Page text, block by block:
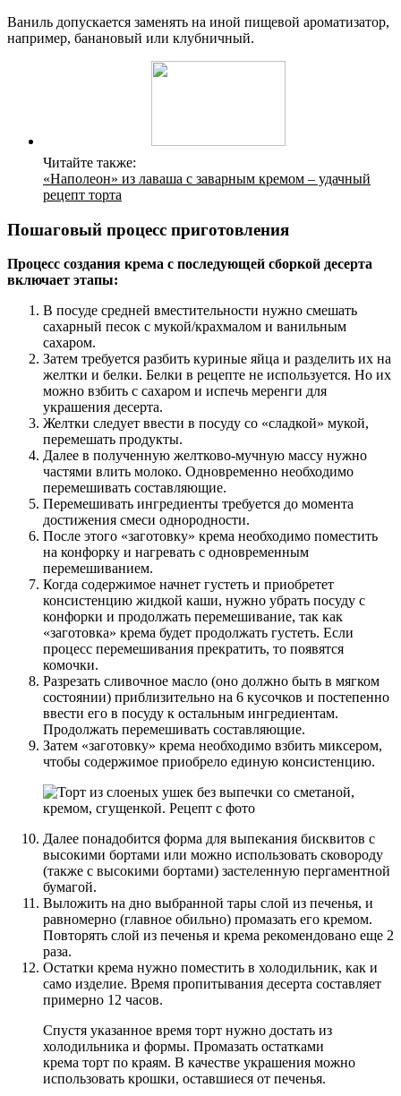
Ваниль допускается заменять на иной пищевой ароматизатор,
например, банановый или клубничный.
Читайте также:
«Наполеон» из лаваша с заварным кремом – удачный
рецепт торта
Пошаговый процесс приготовления
Процесс создания крема с последующей сборкой десерта
включает этапы:
В посуде средней вместительности нужно смешать
сахарный песок с мукой/крахмалом и ванильным
сахаром.
Затем требуется разбить куриные яйца и разделить их на
желтки и белки. Белки в рецепте не используется. Но их
можно взбить с сахаром и испечь меренги для
украшения десерта.
Желтки следует ввести в посуду со «сладкой» мукой,
перемешать продукты.
Далее в полученную желтково-мучную массу нужно
частями влить молоко. Одновременно необходимо
перемешивать составляющие.
Перемешивать ингредиенты требуется до момента
достижения смеси однородности.
После этого «заготовку» крема необходимо поместить
на конфорку и нагревать с одновременным
перемешиванием.
Когда содержимое начнет густеть и приобретет
консистенцию жидкой каши, нужно убрать посуду с
конфорки и продолжать перемешивание, так как
«заготовка» крема будет продолжать густеть. Если
процесс перемешивания прекратить, то появятся
комочки.
Разрезать сливочное масло (оно должно быть в мягком
состоянии) приблизительно на 6 кусочков и постепенно
ввести его в посуду к остальным ингредиентам.
Продолжать перемешивать составляющие.
Затем «заготовку» крема необходимо взбить миксером,
чтобы содержимое приобрело единую консистенцию.
Далее понадобится форма для выпекания бисквитов с
высокими бортами или можно использовать сковороду
(также с высокими бортами) застеленную пергаментной
бумагой.
Выложить на дно выбранной тары слой из печенья, и
равномерно (главное обильно) промазать его кремом.
Повторять слой из печенья и крема рекомендовано еще 2
раза.
Остатки крема нужно поместить в холодильник, как и
само изделие. Время пропитывания десерта составляет
примерно 12 часов.
Спустя указанное время торт нужно достать из
холодильника и формы. Промазать остатками
крема торт по краям. В качестве украшения можно
использовать крошки, оставшиеся от печенья.